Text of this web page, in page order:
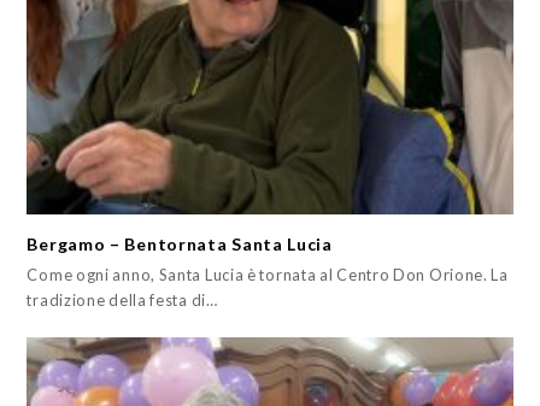
Bergamo – Bentornata Santa Lucia
Come ogni anno, Santa Lucia è tornata al Centro Don Orione. La
tradizione della festa di…